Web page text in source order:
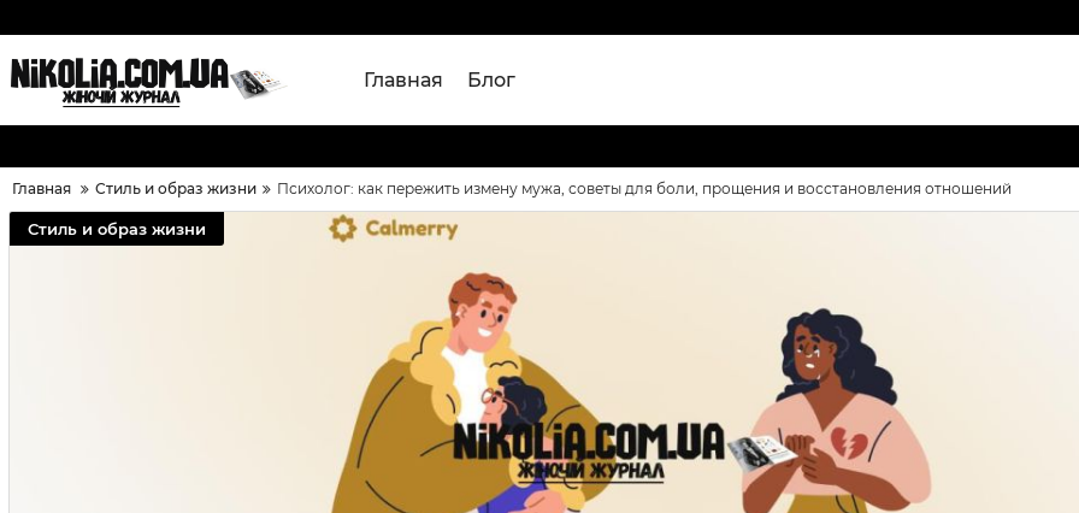
Главная Блог
Главная Стиль и образ жизни Психолог: как пережить измену мужа, советы для боли, прощения и восстановления отношений
Стиль и образ жизни